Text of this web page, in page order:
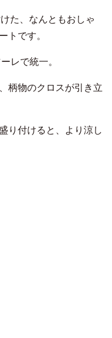
た、なんともおしゃ
トです。
レで統一。
柄物のクロスが引き立
り付けると、より涼し